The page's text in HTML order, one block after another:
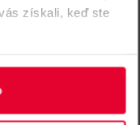
získali, keď ste